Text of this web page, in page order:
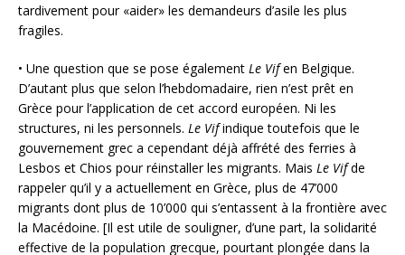
tardivement pour «aider» les demandeurs d’asile les plus
fragiles.
• Une question que se pose également Le Vifen Belgique.
D’autant plus que selon l’hebdomadaire, rien n’est prêt en
Grèce pour l’application de cet accord européen. Ni les
structures, ni les personnels. Le Vifindique toutefois que le
gouvernement grec a cependant déjà affrété des ferries à
Lesbos et Chios pour réinstaller les migrants. Mais Le Vifde
rappeler qu’il y a actuellement en Grèce, plus de 47’000
migrants dont plus de 10’000 qui s’entassent à la frontière avec
la Macédoine. [Il est utile de souligner, d’une part, la solidarité
effective de la population grecque, pourtant plongée dans la